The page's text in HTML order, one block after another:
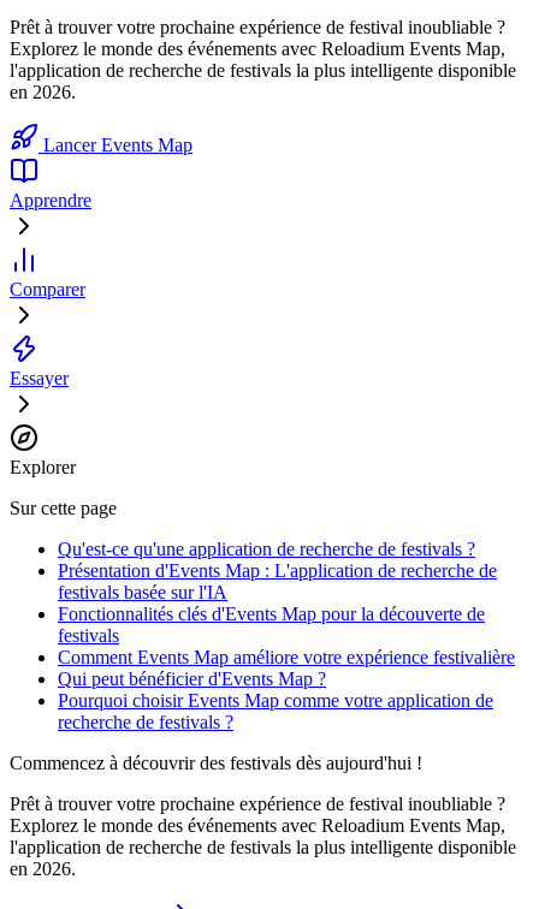
Prêt à trouver votre prochaine expérience de festival inoubliable ?
Explorez le monde des événements avec Reloadium Events Map,
l'application de recherche de festivals la plus intelligente disponible
en 2026.
Lancer Events Map
Apprendre
Comparer
Essayer
Explorer
Sur cette page
Qu'est-ce qu'une application de recherche de festivals ?
Présentation d'Events Map : L'application de recherche de
festivals basée sur l'IA
Fonctionnalités clés d'Events Map pour la découverte de
festivals
Comment Events Map améliore votre expérience festivalière
Qui peut bénéficier d'Events Map ?
Pourquoi choisir Events Map comme votre application de
recherche de festivals ?
Commencez à découvrir des festivals dès aujourd'hui !
Prêt à trouver votre prochaine expérience de festival inoubliable ?
Explorez le monde des événements avec Reloadium Events Map,
l'application de recherche de festivals la plus intelligente disponible
en 2026.